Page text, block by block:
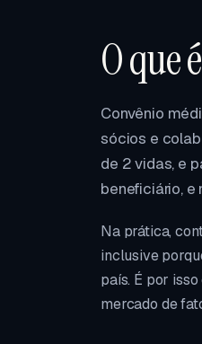
O que
Convênio
sócios e
de 2 vidas, e
beneficiário, e
Na prática,
inclusive
país. É por
mercado de